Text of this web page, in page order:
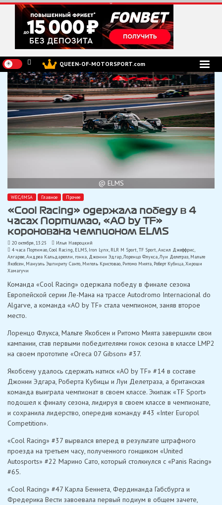
Перейти
содержимому
QUEEN-OF-MOTORSPORT.com
@ ELMS
WEC/IMSA Главное Прочее
«Cool Racing» одержала победу в 4
часах Портимао, «АО by TF»
коронована чемпионом ELMS
20 октября, 13:25
Илья Навроцкий
4 часа Портимао,Cool Racing, ELMS, Iron Lynx, RLR M Sport,TF Sport,Аксил Джеффрис
Алгарве,Андреа Кальдарелли, гонка, Джонни Эдгар,Лоренцо Флукса,Луи Делетраз, Мальте
Якобсен, Мануэль Эшпириту Санто, Мигель Кристовао, Ритомо Мията, Роберт Кубица,Хироши
Хамагучи
Команда «Cool Racing» одержала победу в финале сезона
Европейской серии Ле-Мана на трассе Autodromo Internacional do
Algarve, а команда «AO by TF» стала чемпионом, заняв второе
место.
Лоренцо Флукса, Мальте Якобсен и Ритомо Мията завершили свои
кампании, став первыми победителями гонок сезона в классе LMP2
на своем прототипе «Oreca 07 Gibson» #37.
Якобсену удалось сдержать натиск «AO by TF» #14 в составе
Джонни Эдгара, Роберта Кубицы и Луи Делетраза, а британская
команда выиграла чемпионат в своем классе. Экипаж «TF Sport»
подошел к финалу сезона, лидируя в своем классе в чемпионате,
и сохранила лидерство, опередив команду #43 «Inter Europol
Competition».
«Cool Racing» #37 вырвался вперед в результате штрафного
проезда на третьем часу, полученного гонщиком «United
Autosports» #22 Марино Сато, который столкнулся с «Panis Racing»
#65.
«Cool Racing» #47 Карла Беннета, Фердинанда Габсбурга и
Фредерика Вести завоевала первый подиум в общем зачете,